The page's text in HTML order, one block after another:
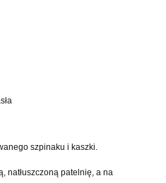
szpinaku i kaszki.
natłuszczoną patelnię, a na